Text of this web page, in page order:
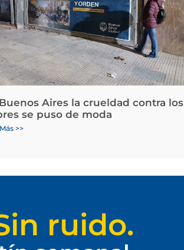
Aires la crueldad contra los
se puso de moda
>>
ruido.